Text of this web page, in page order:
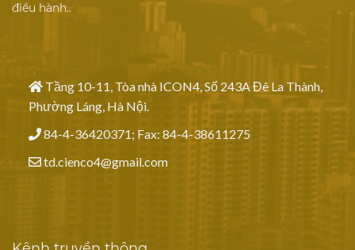
điều hành..
Tầng 10-11, Tòa nhà ICON4, Số 243A Đê La Thành,
Phường Láng, Hà Nội.
84-4-36420371; Fax: 84-4-38611275
td.cienco4@gmail.com